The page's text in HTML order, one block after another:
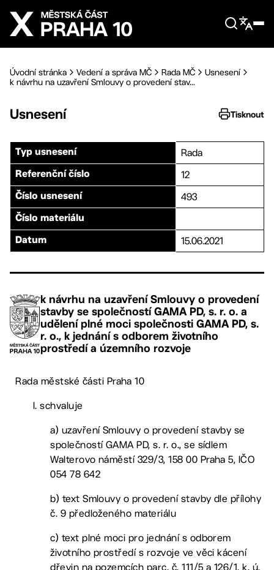
Přejít na hlavní obsah
Úvodní stránka Vedení a správa MČ Rada MČ
Usnesení
k návrhu na uzavření Smlouvy o provedení stav...
Usnesení Tisknout
Typ usnesení Rada
Referenční číslo 12
Číslo usnesení 493
Číslo materiálu
Datum 15.06.2021
k návrhu na uzavření Smlouvy o provedení
stavby se společností GAMA PD, s. r. o. a
udělení plné moci společnosti GAMA PD, s.
r. o., k jednání s odborem životního
prostředí a územního rozvoje
Rada městské části Praha 10
I. schvaluje
a) uzavření Smlouvy o provedení stavby se
společností GAMA PD, s. r. o., se sídlem
Walterovo náměstí 329/3, 158 00 Praha 5, IČO
054 78 642
b) text Smlouvy o provedení stavby dle přílohy
č. 9 předloženého materiálu
c) text plné moci pro jednání s odborem
životního prostředí s rozvoje ve věci kácení
dřevin na pozemcích parc. č. 111/5 a 126/1, k. ú.